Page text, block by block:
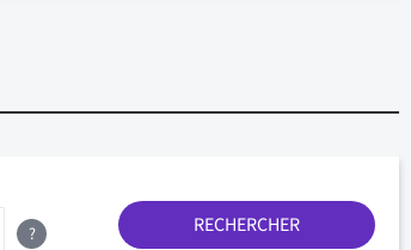
?
RECHERCHER